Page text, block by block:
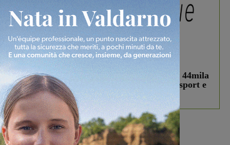
In vetrina 3 Agosto 2026
Estra Notizie agosto: Smart Cities, oltre 44mila
studenti coinvolti, torna il bando per lo sport e
debutta il podcast Estrair